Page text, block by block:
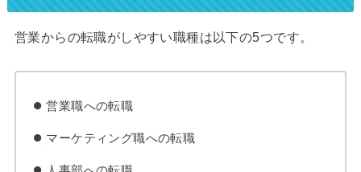
営業からの転職がしやすい職種は以下の5つです。
営業職への転職
マーケティング職への転職